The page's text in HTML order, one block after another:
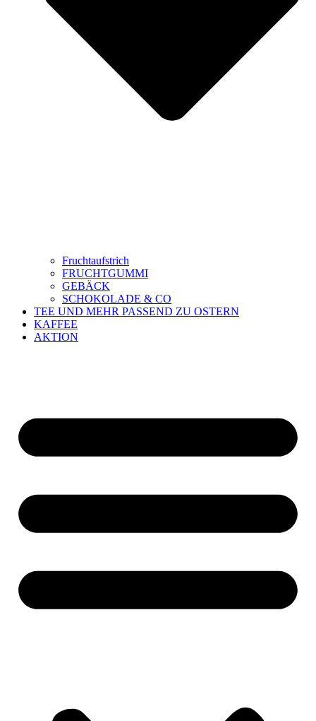
Fruchtaufstrich
FRUCHTGUMMI
GEBÄCK
SCHOKOLADE & CO
TEE UND MEHR PASSEND ZU OSTERN
KAFFEE
AKTION